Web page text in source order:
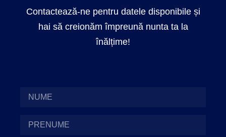
Contactează-ne pentru datele disponibile și
hai să creionăm împreună nunta ta la
înălțime!